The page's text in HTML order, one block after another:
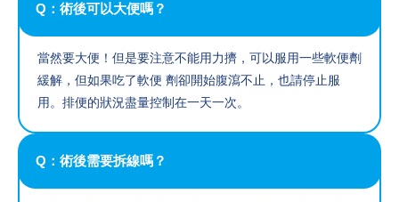
Q：術後可以大便嗎？
當然要大便！但是要注意不能用力擠，可以服用一些軟便劑
緩解，但如果吃了軟便 劑卻開始腹瀉不止，也請停止服
用。排便的狀況盡量控制在一天一次。
Q：術後需要拆線嗎？